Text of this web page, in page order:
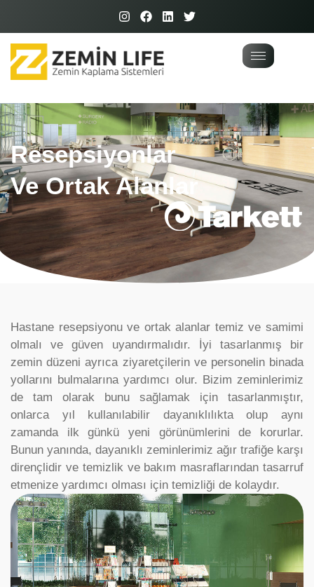
Resepsiyonlar
Ve Ortak Alanlar
Hastane resepsiyonu ve ortak alanlar temiz ve samimi
olmalı ve güven uyandırmalıdır. İyi tasarlanmış bir
zemin düzeni ayrıca ziyaretçilerin ve personelin binada
yollarını bulmalarına yardımcı olur. Bizim zeminlerimiz
de tam olarak bunu sağlamak için tasarlanmıştır,
onlarca yıl kullanılabilir dayanıklılıkta olup aynı
zamanda ilk günkü yeni görünümlerini de korurlar.
Bunun yanında, dayanıklı zeminlerimiz ağır trafiğe karşı
dirençlidir ve temizlik ve bakım masraflarından tasarruf
etmenize yardımcı olması için temizliği de kolaydır.